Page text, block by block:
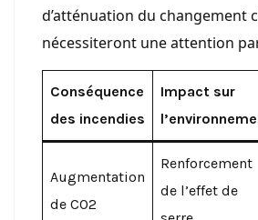
d’atténuation du changement
nécessiteront une attention
Conséquence
des incendies
Impact sur
Augmentation
de CO2
Renforcement
de l’effet de